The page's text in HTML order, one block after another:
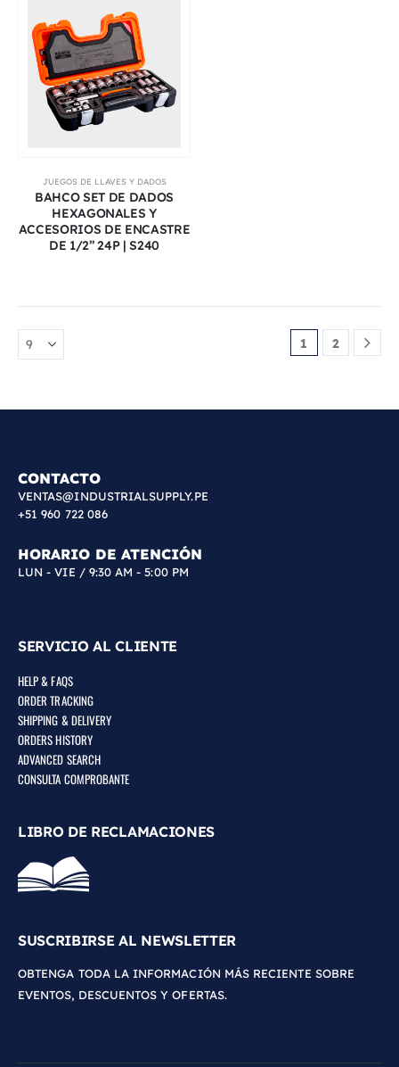
JUEGOS DE LLAVES Y DADOS
BAHCO SET DE DADOS
HEXAGONALES Y
ACCESORIOS DE ENCASTRE
DE 1/2” 24P | S240
1 2
CONTACTO
VENTAS@INDUSTRIALSUPPLY.PE
+51 960 722 086
HORARIO DE ATENCIÓN
LUN - VIE / 9:30 AM - 5:00 PM
SERVICIO AL CLIENTE
HELP & FAQS
ORDER TRACKING
SHIPPING & DELIVERY
ORDERS HISTORY
ADVANCED SEARCH
CONSULTA COMPROBANTE
LIBRO DE RECLAMACIONES
SUSCRIBIRSE AL NEWSLETTER
OBTENGA TODA LA INFORMACIÓN MÁS RECIENTE SOBRE
EVENTOS, DESCUENTOS Y OFERTAS.